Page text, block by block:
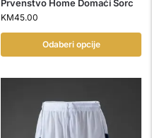
Prvenstvo Home Domaći Šorc
KM45.00
Odaberi opcije